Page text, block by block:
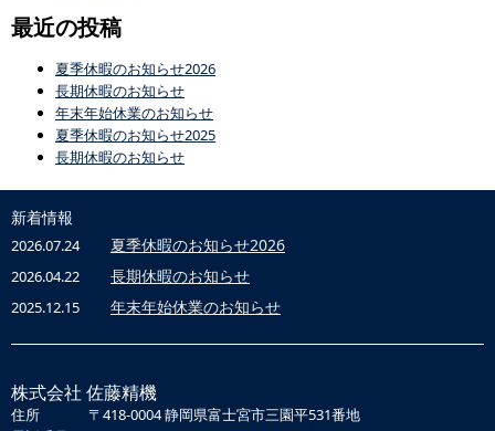
最近の投稿
夏季休暇のお知らせ2026
長期休暇のお知らせ
年末年始休業のお知らせ
夏季休暇のお知らせ2025
長期休暇のお知らせ
新着情報
2026.07.24 夏季休暇のお知らせ2026
2026.04.22 長期休暇のお知らせ
2025.12.15 年末年始休業のお知らせ
株式会社 佐藤精機
住所
〒418-0004 静岡県富士宮市三園平531番地